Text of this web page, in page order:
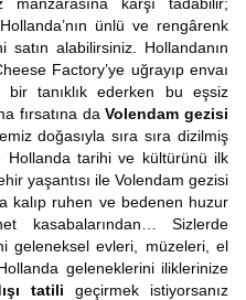
ünlü ve rengârenk
satın alabilirsiniz. Hollandanın
Factory’ye uğrayıp envaı
bir tanıklık ederken bu eşsiz
fırsatına daVolendam gezisi
doğasıyla sıra sıra dizilmiş
Hollanda tarihi ve kültürünü ilk
yaşantısı ile Volendam gezisi
kalıp ruhen ve bedenen huzur
kasabalarından… Sizlerde
geleneksel evleri, müzeleri, el
geleneklerini iliklerinize
tatili geçirmek istiyorsanız